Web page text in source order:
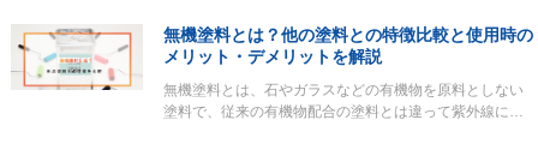
無機塗料とは？他の塗料との特徴比較と使用時の
メリット・デメリットを解説
無機塗料とは、石やガラスなどの有機物を原料としない
塗料で、従来の有機物配合の塗料とは違って紫外線に…